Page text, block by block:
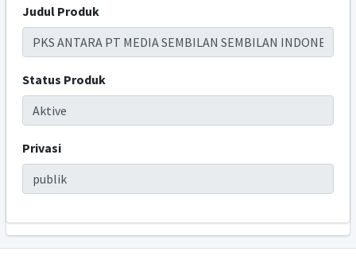
Judul Produk
Status Produk
Privasi